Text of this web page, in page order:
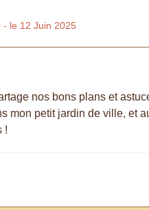
- le 12 Juin 2025
nos bons plans et
mon petit jardin de ville, et
!